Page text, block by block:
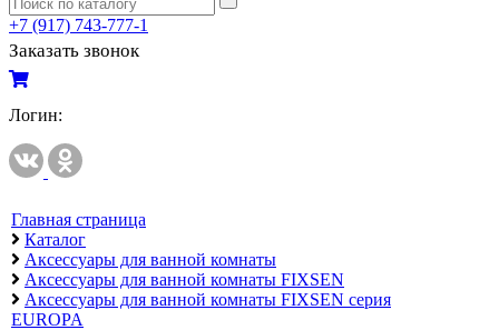
+7 (917) 743-777-1
Заказать звонок
Логин:
Главная страница
Каталог
Аксессуары для ванной комнаты
Аксессуары для ванной комнаты FIXSEN
Аксессуары для ванной комнаты FIXSEN серия
EUROPA
Комплектующие к полотенцесушителям
Полотенцесушители водяные
Полотенцесушители электрические
Приборы учета и измерений
Комплектующие для приборов учета и измерений
Манометры и термометры
Счетчики газа
Развернуть(2)
Радиаторы отопления
Аксессуары для радиаторов отопления